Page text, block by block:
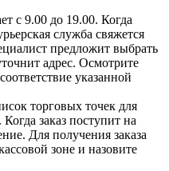
с 9.00 до 19.00. Когда
служба свяжется
предложит выбрать
адрес. Осмотрите
указанной
торговых точек для
заказ поступит на
Для получения заказа
зоне и назовите